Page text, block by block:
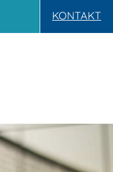
KONTAKT